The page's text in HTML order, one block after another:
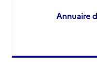
Annuaire